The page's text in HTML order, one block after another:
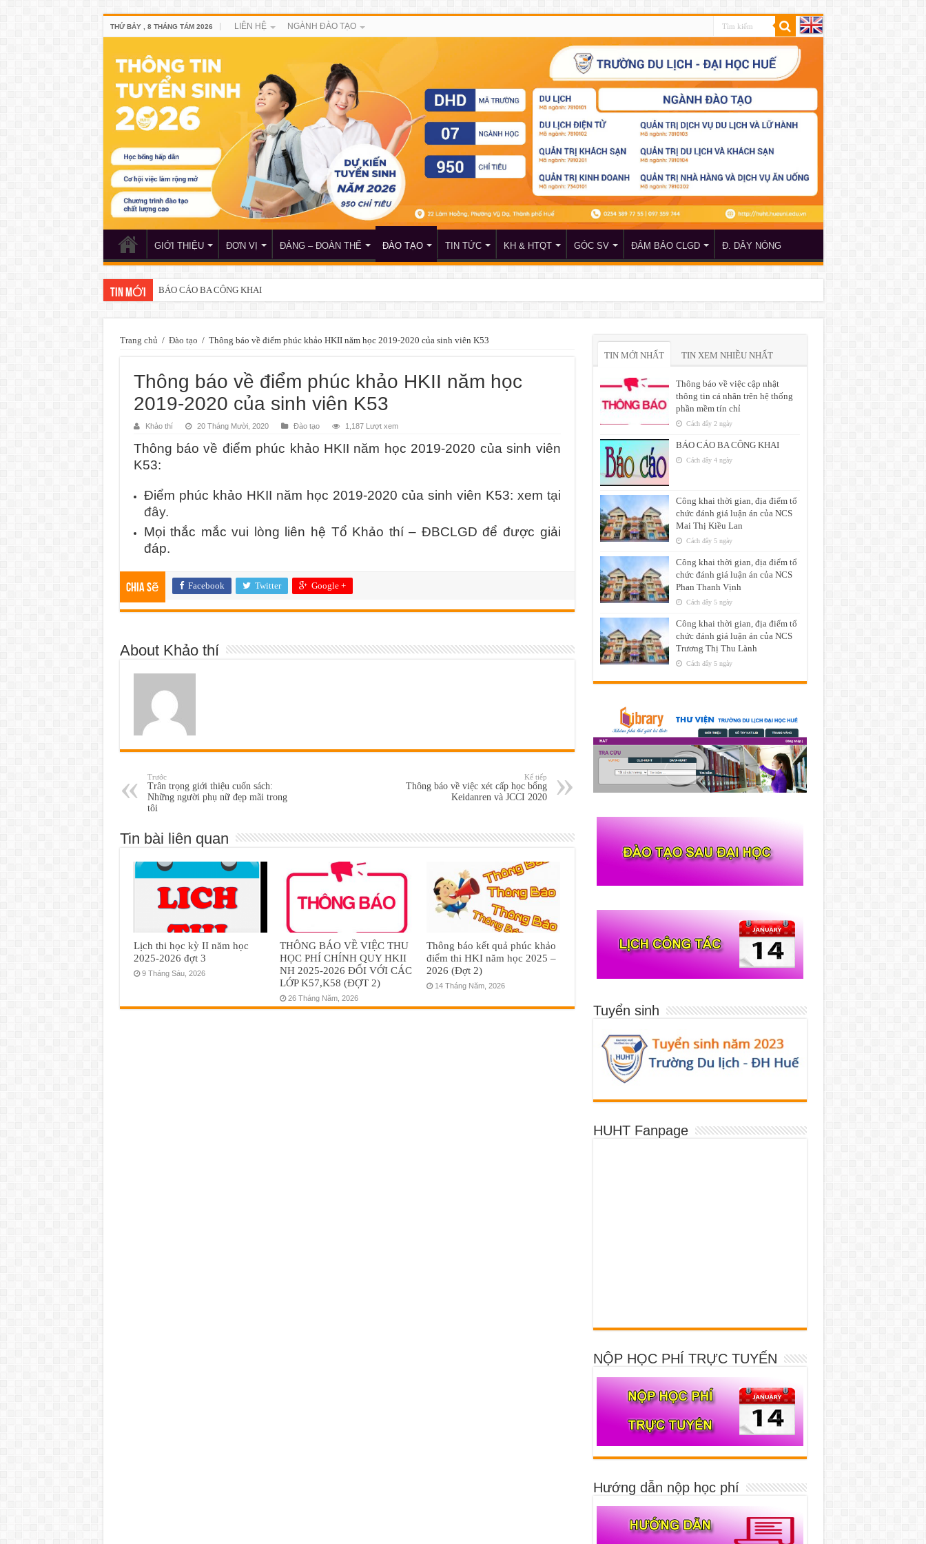
THỨ BẢY , 8 THÁNG TÁM 2026 LIÊN HỆ NGÀNH ĐÀO TẠO
GIỚI THIỆU ĐƠN VỊ ĐẢNG – ĐOÀN THỂ ĐÀO TẠO TIN TỨC KH & HTQT GÓC SV ĐẢM BẢO CLGD Đ. DÂY NÓNG
TIN MỚI BÁO CÁO BA CÔNG KHAI
Trang chủ / Đào tạo / Thông báo về điểm phúc khảo HKII năm học 2019-2020 của sinh viên K53
Thông báo về điểm phúc khảo HKII năm học
2019-2020 của sinh viên K53
Khảo thí 20 Tháng Mười, 2020 Đào tạo 1,187 Lượt xem
Thông báo về điểm phúc khảo HKII năm học 2019-2020 của sinh viên
K53:
Điểm phúc khảo HKII năm học 2019-2020 của sinh viên K53: xem tại
đây.
Mọi thắc mắc vui lòng liên hệ Tổ Khảo thí – ĐBCLGD để được giải
đáp.
Chia sẽ Facebook Twitter Google +
About Khảo thí
Trước
Trân trọng giới thiệu cuốn sách:
Những người phụ nữ đẹp mãi trong
tôi
Kế tiếp
Thông báo về việc xét cấp học bổng
Keidanren và JCCI 2020
Tin bài liên quan
Lịch thi học kỳ II năm học
2025-2026 đợt 3
9 Tháng Sáu, 2026
THÔNG BÁO VỀ VIỆC THU
HỌC PHÍ CHÍNH QUY HKII
NH 2025-2026 ĐỐI VỚI CÁC
LỚP K57,K58 (ĐỢT 2)
26 Tháng Năm, 2026
Thông báo kết quả phúc khảo
điểm thi HKI năm học 2025 –
2026 (Đợt 2)
14 Tháng Năm, 2026
TIN MỚI NHẤT TIN XEM NHIỀU NHẤT
Thông báo về việc cập nhật
thông tin cá nhân trên hệ thống
phần mềm tín chỉ
Cách đây 2 ngày
BÁO CÁO BA CÔNG KHAI
Cách đây 4 ngày
Công khai thời gian, địa điểm tổ
chức đánh giá luận án của NCS
Mai Thị Kiều Lan
Cách đây 5 ngày
Công khai thời gian, địa điểm tổ
chức đánh giá luận án của NCS
Phan Thanh Vịnh
Cách đây 5 ngày
Công khai thời gian, địa điểm tổ
chức đánh giá luận án của NCS
Trương Thị Thu Lành
Cách đây 5 ngày
Tuyển sinh
HUHT Fanpage
NỘP HỌC PHÍ TRỰC TUYẾN
Hướng dẫn nộp học phí